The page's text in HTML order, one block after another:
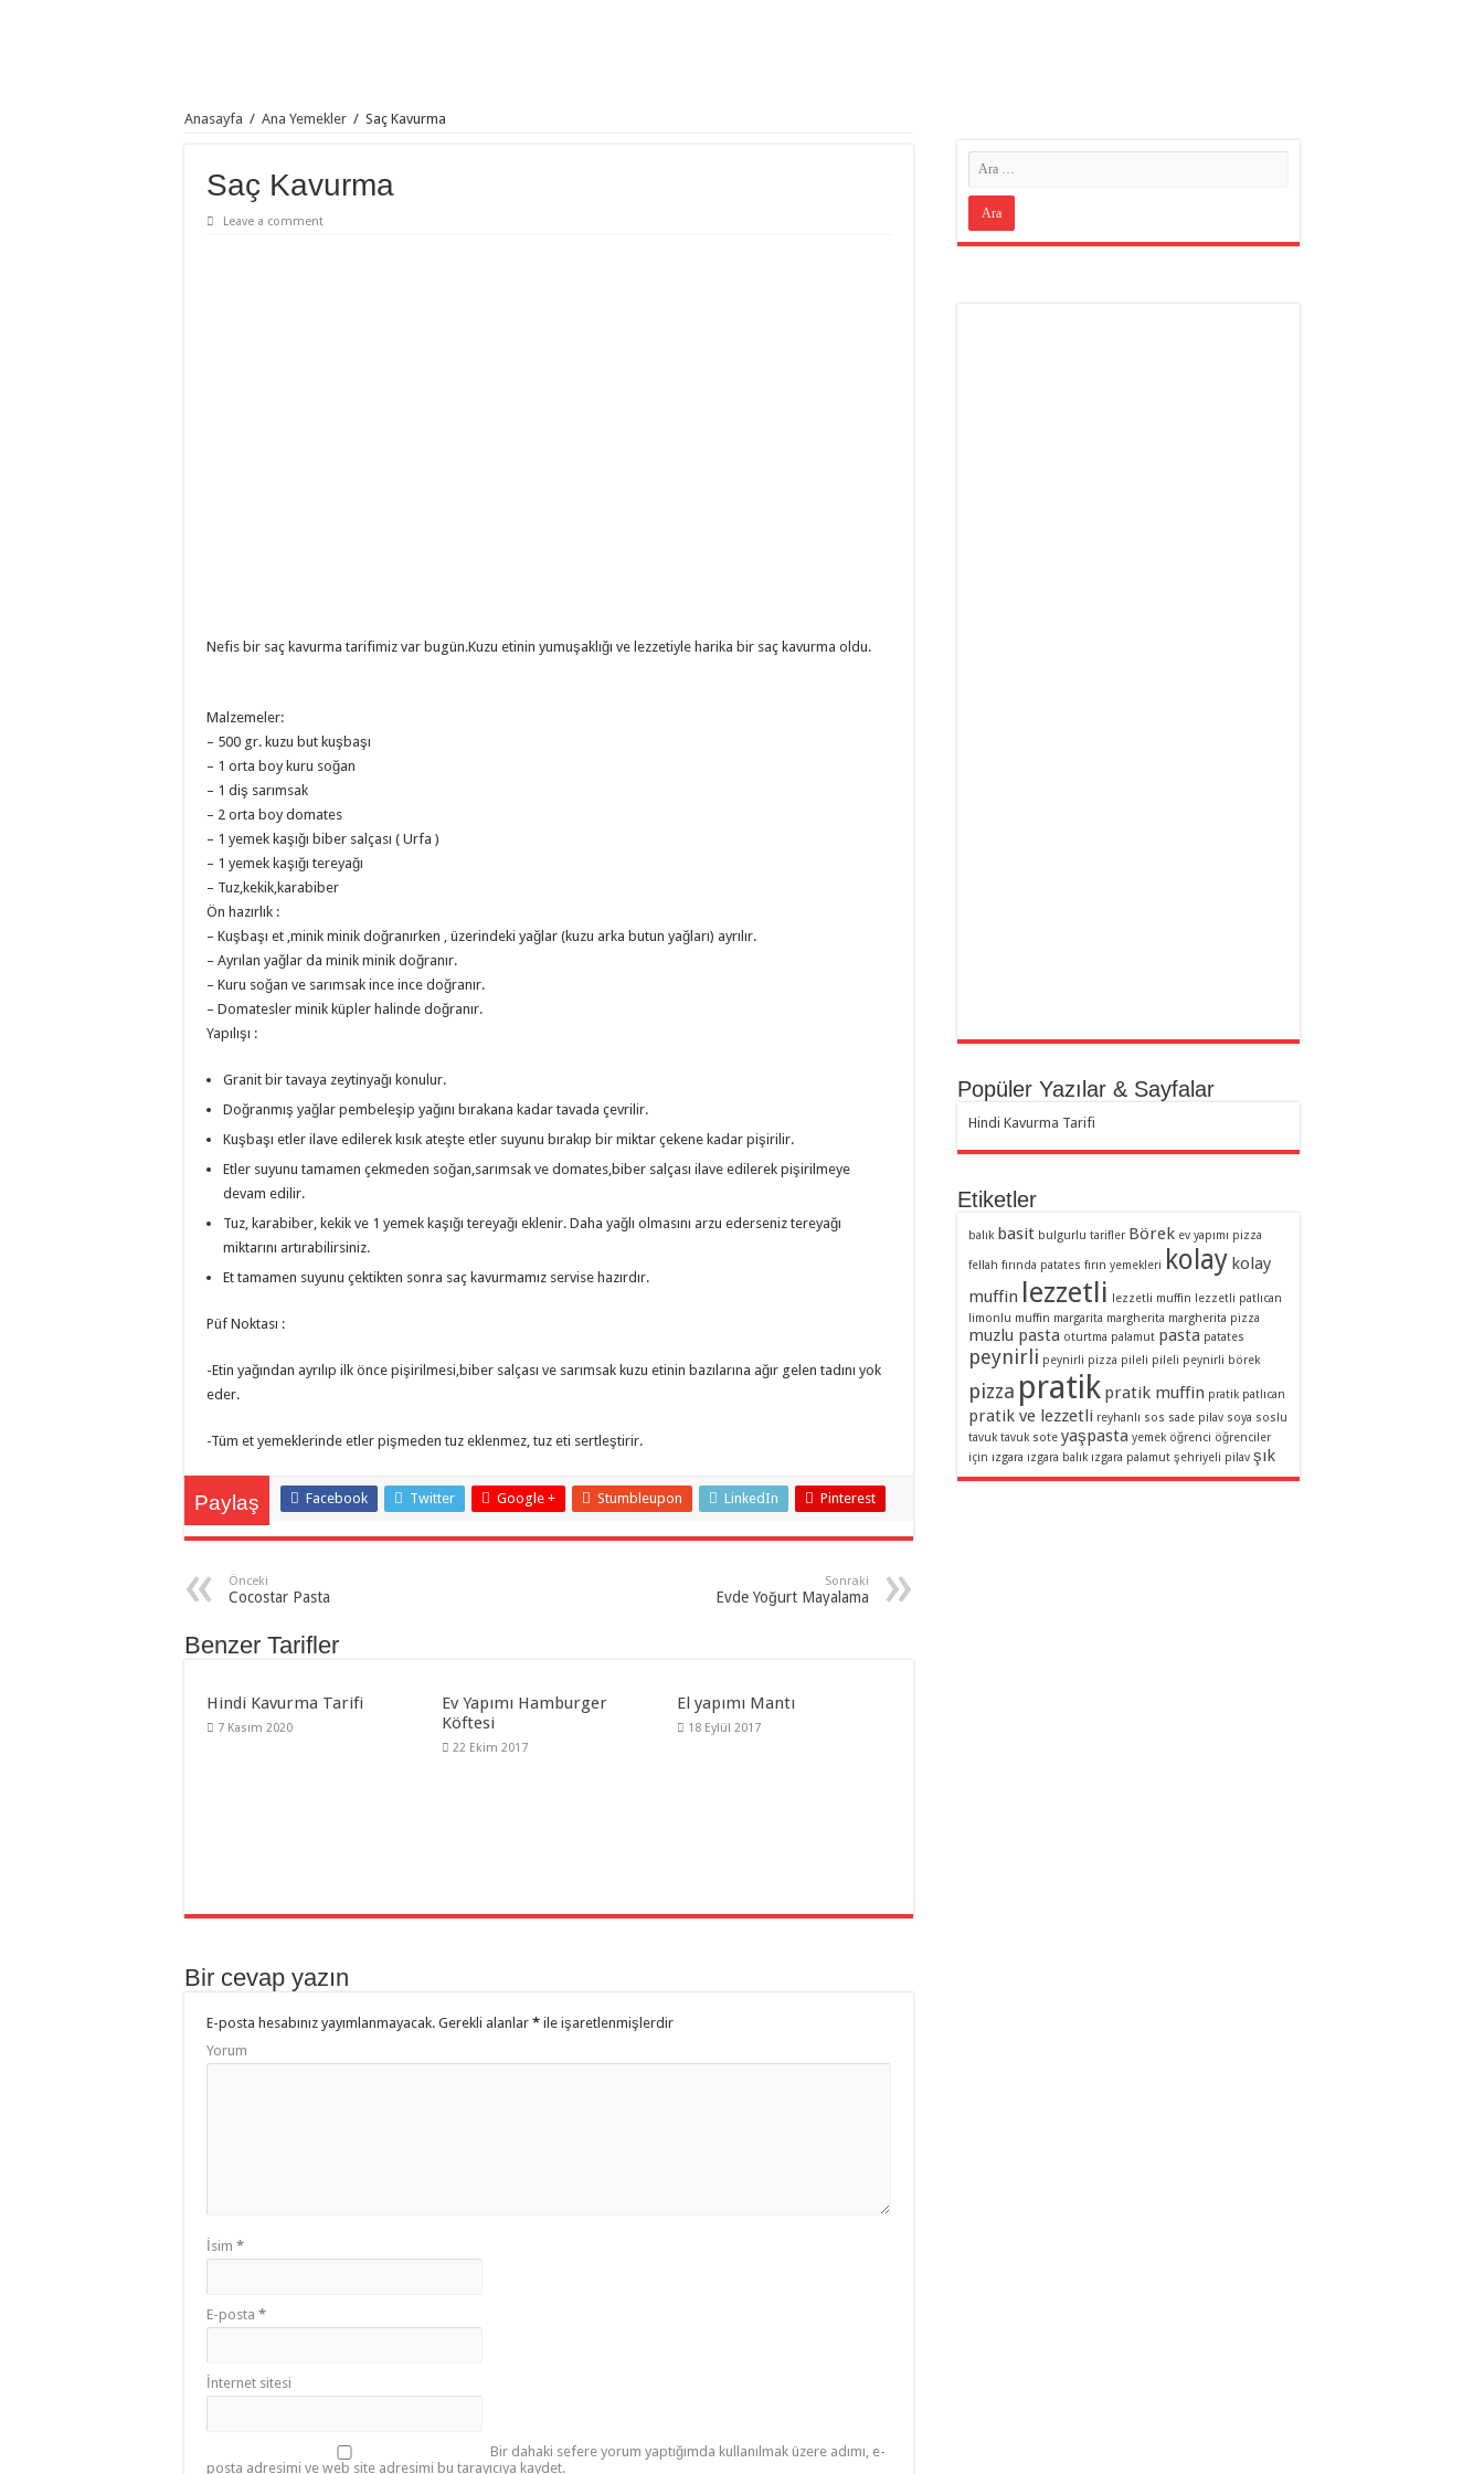
Anasayfa / Ana Yemekler / Saç Kavurma
Saç Kavurma
Leave a comment
Nefis bir saç kavurma tarifimiz var bugün.Kuzu etinin yumuşaklığı ve lezzetiyle harika bir saç kavurma oldu.
Malzemeler:
– 500 gr. kuzu but kuşbaşı
– 1 orta boy kuru soğan
– 1 diş sarımsak
– 2 orta boy domates
– 1 yemek kaşığı biber salçası ( Urfa )
– 1 yemek kaşığı tereyağı
– Tuz,kekik,karabiber
Ön hazırlık :
– Kuşbaşı et ,minik minik doğranırken , üzerindeki yağlar (kuzu arka butun yağları) ayrılır.
– Ayrılan yağlar da minik minik doğranır.
– Kuru soğan ve sarımsak ince ince doğranır.
– Domatesler minik küpler halinde doğranır.
Yapılışı :
Granit bir tavaya zeytinyağı konulur.
Doğranmış yağlar pembeleşip yağını bırakana kadar tavada çevrilir.
Kuşbaşı etler ilave edilerek kısık ateşte etler suyunu bırakıp bir miktar çekene kadar pişirilir.
Etler suyunu tamamen çekmeden soğan,sarımsak ve domates,biber salçası ilave edilerek pişirilmeye
devam edilir.
Tuz, karabiber, kekik ve 1 yemek kaşığı tereyağı eklenir. Daha yağlı olmasını arzu ederseniz tereyağı
miktarını artırabilirsiniz.
Et tamamen suyunu çektikten sonra saç kavurmamız servise hazırdır.
Püf Noktası :
-Etin yağından ayrılıp ilk önce pişirilmesi,biber salçası ve sarımsak kuzu etinin bazılarına ağır gelen tadını yok
eder.
-Tüm et yemeklerinde etler pişmeden tuz eklenmez, tuz eti sertleştirir.
Paylaş Facebook Twitter Google + Stumbleupon LinkedIn Pinterest
Önceki
Cocostar Pasta
Sonraki
Evde Yoğurt Mayalama
Benzer Tarifler
Hindi Kavurma Tarifi
7 Kasım 2020
Ev Yapımı Hamburger
Köftesi
22 Ekim 2017
El yapımı Mantı
18 Eylül 2017
Bir cevap yazın
E-posta hesabınız yayımlanmayacak. Gerekli alanlar * ile işaretlenmişlerdir
Yorum
İsim *
E-posta *
İnternet sitesi
Bir dahaki sefere yorum yaptığımda kullanılmak üzere adımı, e-
posta adresimi ve web site adresimi bu tarayıcıya kaydet.
Popüler Yazılar & Sayfalar
Hindi Kavurma Tarifi
Etiketler
balık basit bulgurlu tarifler Börek ev yapımı pizza
fellah fırında patates fırın yemekleri kolay kolay
muffin lezzetli lezzetli muffin lezzetli patlıcan
limonlu muffin margarita margherita margherita pizza
muzlu pasta oturtma palamut pasta patates
peynirli peynirli pizza pileli pileli peynirli börek
pizza pratik pratik muffin pratik patlıcan
pratik ve lezzetli reyhanlı sos sade pilav soya soslu
tavuk tavuk sote yaşpasta yemek öğrenci öğrenciler
için ızgara ızgara balık ızgara palamut şehriyeli pilav şık